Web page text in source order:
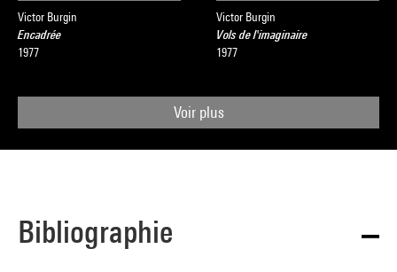
Victor Burgin
Encadrée
1977
Victor Burgin
Vols de l'imaginaire
1977
Voir plus
Bibliographie